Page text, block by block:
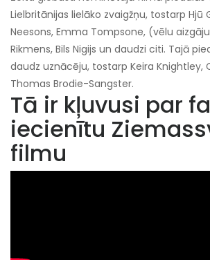
Lielbritānijas lielāko zvaigžņu, tostarp Hjū
Neesons, Emma Tompsone, (vēlu
Rikmens, Bils Nigijs un daudzi citi. Tajā
daudz uznācēju, tostarp Keira Knightley,
Thomas Brodie-Sangster.
Tā ir kļuvusi par
iecienītu
filmu